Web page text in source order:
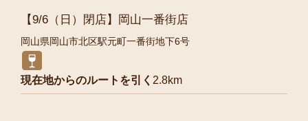
【9/6（日）閉店】岡山一番街店
岡山県岡山市北区駅元町一番街地下6号
現在地からのルートを引く 2.8km